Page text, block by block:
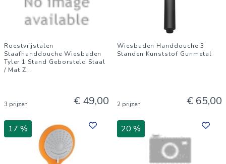
Roestvrijstalen
Staafhanddouche Wiesbaden
Tyler 1 Stand Geborsteld Staal
/ Mat Z...
3 prijzen € 49,00
Wiesbaden Handdouche 3
Standen Kunststof Gunmetal
2 prijzen € 65,00
17 % 20 %